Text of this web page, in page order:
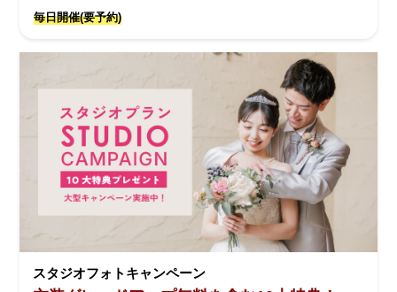
毎日開催(要予約)
スタジオフォトキャンペーン